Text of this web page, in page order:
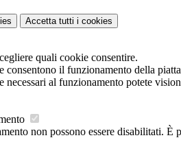
Accetta tutti i cookies
quali cookie consentire.
consentono il funzionamento della
necessari al funzionamento potete
non possono essere disabilitati.